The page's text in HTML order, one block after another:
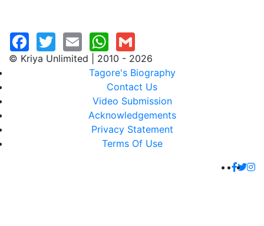
© Kriya Unlimited | 2010 - 2026
Tagore's Biography
Contact Us
Video Submission
Acknowledgements
Privacy Statement
Terms Of Use